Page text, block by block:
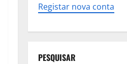
Registar nova conta
PESQUISAR